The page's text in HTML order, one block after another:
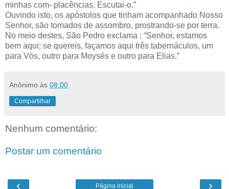
minhas com- placências. Escutai-o.”
Ouvindo isto, os apóstolos que tinham acompanhado Nosso
Senhor, são tomados de assombro, prostrando-se por terra.
No meio destes, São Pedro exclama : “Senhor, estamos
bem aqui; se quereis, façamos aqui três tabernáculos, um
para Vós, outro para Moysés e outro para Elias.”
Anônimo às 08:00
Compartilhar
Nenhum comentário:
Postar um comentário
‹ ›
Página inicial